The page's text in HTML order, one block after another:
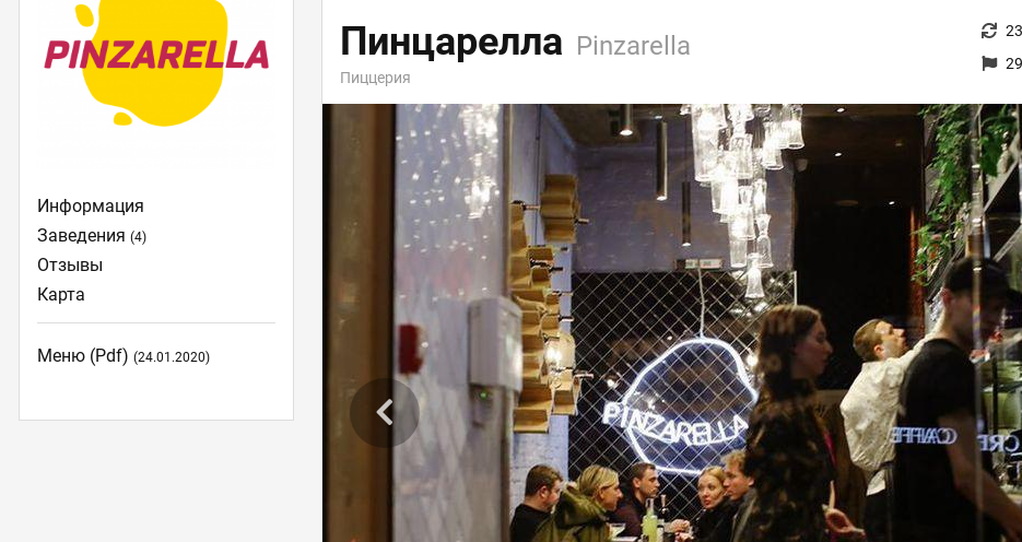
Пинцарелла Pinzarella
Пиццерия
Информация
Заведения(4)
Отзывы
Карта
Меню (pdf)(24.01.2020)